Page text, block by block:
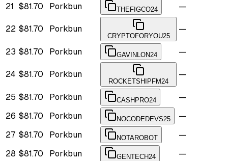
21 $81.70 Porkbun THEFIGCO24 —
22 $81.70 Porkbun
CRYPTOFORYOU25
—
23 $81.70 Porkbun GAVINLON24 —
24 $81.70 Porkbun
ROCKETSHIPFM24
—
25 $81.70 Porkbun CASHPRO24
—
26 $81.70 Porkbun NOCODEDEVS25
—
27 $81.70 Porkbun NOTAROBOT
—
28 $81.70 Porkbun GENTECH24
—